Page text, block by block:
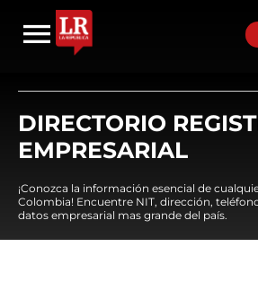
DIRECTORIO
EMPRESARIAL
¡Conozca la información esencial de
Colombia! Encuentre NIT, dirección,
datos empresarial mas grande del país.